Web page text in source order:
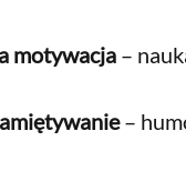
motywacja–
–